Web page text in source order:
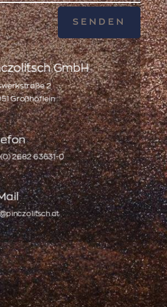
SENDEN
GmbH
2
Großhöflein
2682 63631-0